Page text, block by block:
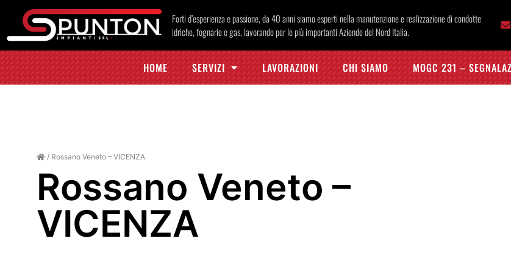
Forti d’esperienza e passione, da 40 anni siamo esperti nella manutenzione e realizzazione di condotte
idriche, fognarie e gas, lavorando per le più importanti Aziende del Nord Italia.
HOME SERVIZI LAVORAZIONI CHI SIAMO MOGC 231 –
/ Rossano Veneto – VICENZA
Rossano Veneto –
VICENZA